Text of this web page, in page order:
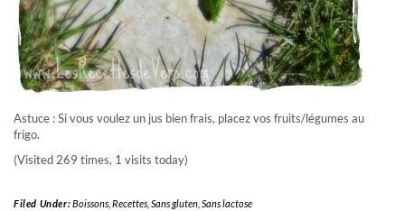
Astuce : Si vous voulez un jus bien frais, placez vos fruits/légumes au
frigo.
(Visited 269 times, 1 visits today)
Filed Under:Boissons, Recettes, Sans gluten, Sans lactose